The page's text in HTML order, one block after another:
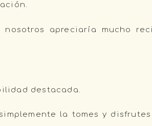
apreciaría mucho
destacada.
la tomes y